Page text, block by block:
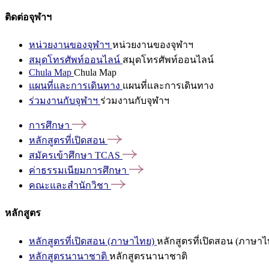
ติดต่อจุฬาฯ
หน่วยงานของจุฬาฯ หน่วยงานของจุฬาฯ
สมุดโทรศัพท์ออนไลน์ สมุดโทรศัพท์ออนไลน์
Chula Map Chula Map
แผนที่และการเดินทาง แผนที่และการเดินทาง
ร่วมงานกับจุฬาฯ ร่วมงานกับจุฬาฯ
การศึกษา
หลักสูตรที่เปิดสอน
สมัครเข้าศึกษา TCAS
ค่าธรรมเนียมการศึกษา
คณะและสำนักวิชา
หลักสูตร
หลักสูตรที่เปิดสอน (ภาษาไทย) หลักสูตรที่เปิดสอน (ภาษาไ
หลักสูตรนานาชาติ หลักสูตรนานาชาติ